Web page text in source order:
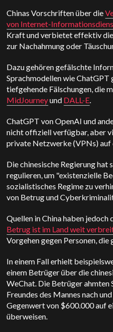
Chinas Vorschriften über die
von Internet-
Kraft und verbietet effektiv
zur Nachahmung oder
Dazu gehören gefälschte
Sprachmodellen wie ChatGPT
tiefgehende Fälschungen, die
MidJourneyund DALL-E.
ChatGPT von OpenAI und
nicht offiziell verfügbar, aber
private Netzwerke (VPNs) auf
Die chinesische Regierung hat
regulieren, um "existenzielle
sozialistisches Regime zu
von Betrug und
Quellen in China haben jedoch
Betrug ist im Land weit
Vorgehen gegen Personen,
In einem Fall erhielt
einem Betrüger über die
WeChat. Die Betrüger ahmten
Freundes des Mannes nach
Gegenwert von $600.000 auf
überweisen.